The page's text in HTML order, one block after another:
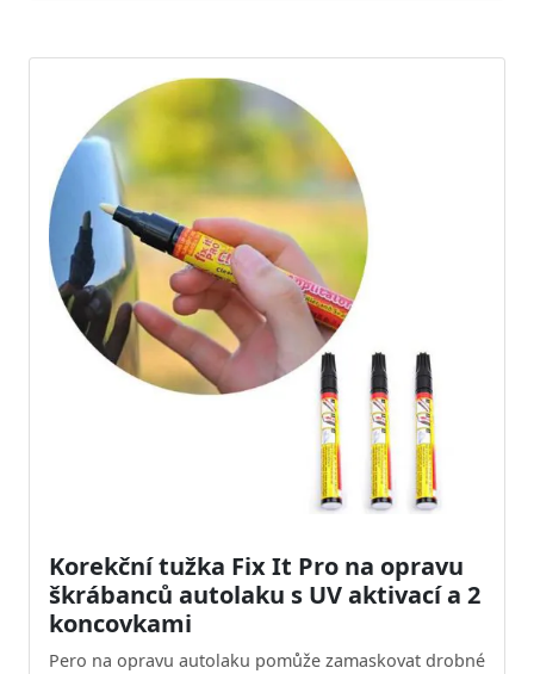
Korekční tužka Fix It Pro na opravu
škrábanců autolaku s UV aktivací a 2
koncovkami
Pero na opravu autolaku pomůže zamaskovat drobné